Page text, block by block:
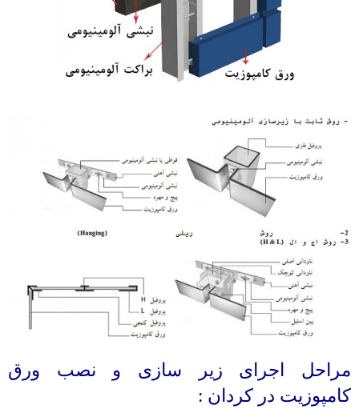
مراحل اجرای زیر سازی و نصب ورق
کامپوزیت در کردان :